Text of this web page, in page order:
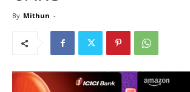
By Mithun -